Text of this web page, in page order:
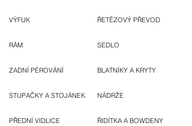
VÝFUK
RÁM
ZADNÍ PÉROVÁNÍ
STUPAČKY A STOJÁNEK
PŘEDNÍ VIDLICE
ŘETĚZOVÝ PŘEVOD
SEDLO
BLATNÍKY A KRYTY
NÁDRŽE
ŘIDÍTKA A BOWDENY